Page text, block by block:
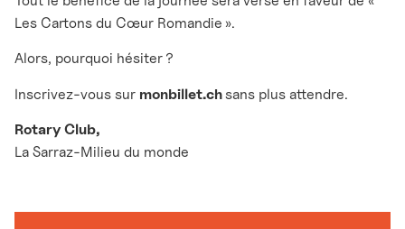
Les Cartons du Cœur Romandie ».
Alors, pourquoi hésiter ?
Inscrivez-vous sur monbillet.chsans plus attendre.
Rotary Club,
La Sarraz-Milieu du monde